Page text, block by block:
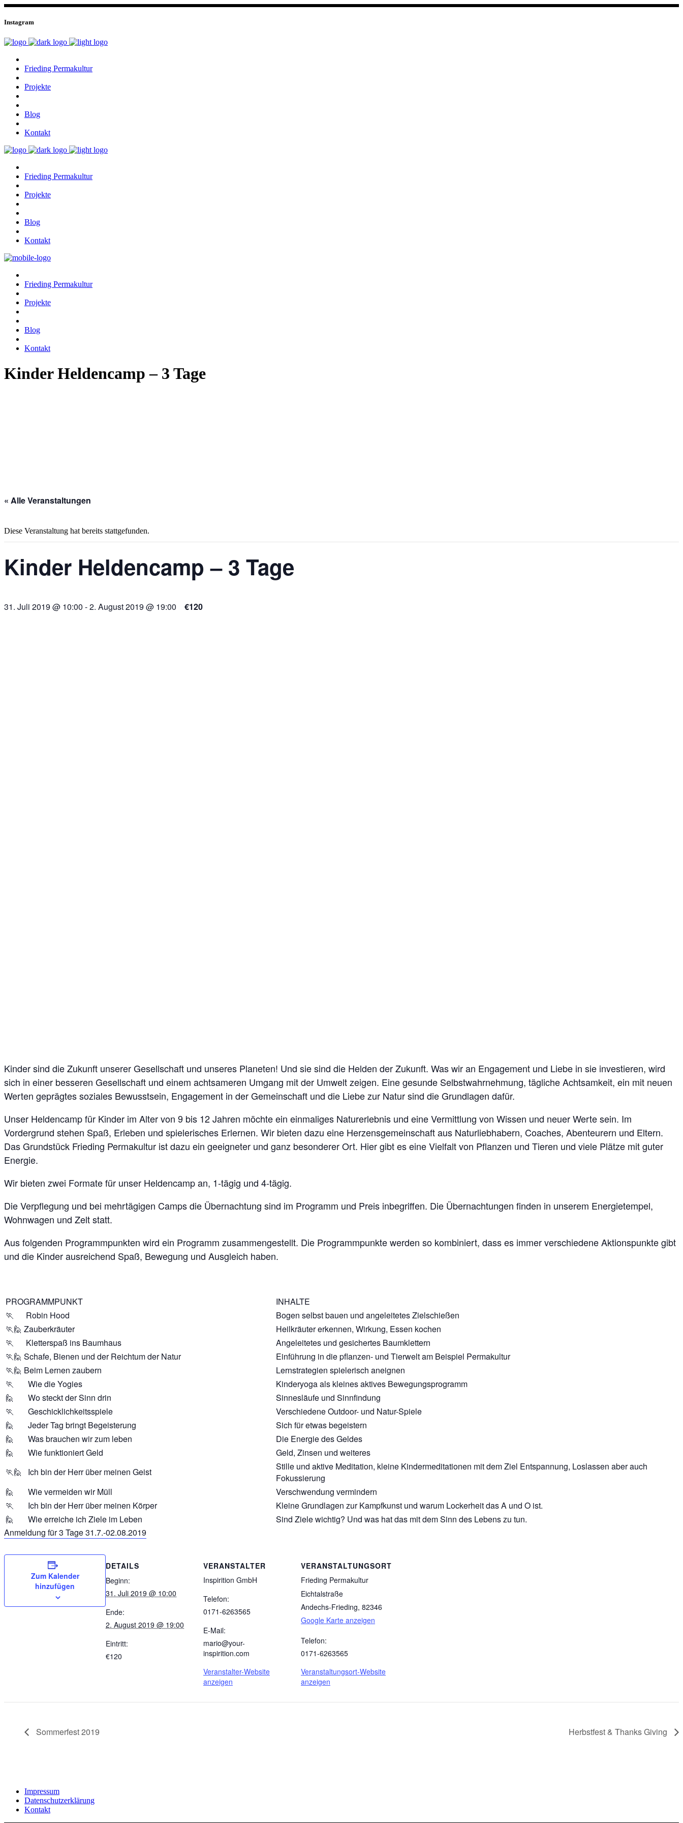
Instagram
Frieding Permakultur
Projekte
Blog
Kontakt
Frieding Permakultur
Projekte
Blog
Kontakt
Frieding Permakultur
Projekte
Blog
Kontakt
Kinder Heldencamp – 3 Tage
« Alle Veranstaltungen
Diese Veranstaltung hat bereits stattgefunden.
Kinder Heldencamp – 3 Tage
31. Juli 2019 @ 10:00 -2. August 2019 @ 19:00 €120
Kinder sind die Zukunft unserer Gesellschaft und unseres Planeten! Und sie sind die Helden der Zukunft. Was wir an Engagement und Liebe in sie investieren, wird
sich in einer besseren Gesellschaft und einem achtsameren Umgang mit der Umwelt zeigen. Eine gesunde Selbstwahrnehmung, tägliche Achtsamkeit, ein mit neuen
Werten geprägtes soziales Bewusstsein, Engagement in der Gemeinschaft und die Liebe zur Natur sind die Grundlagen dafür.
Unser Heldencamp für Kinder im Alter von 9 bis 12 Jahren möchte ein einmaliges Naturerlebnis und eine Vermittlung von Wissen und neuer Werte sein. Im
Vordergrund stehen Spaß, Erleben und spielerisches Erlernen. Wir bieten dazu eine Herzensgemeinschaft aus Naturliebhabern, Coaches, Abenteurern und Eltern.
Das Grundstück Frieding Permakultur ist dazu ein geeigneter und ganz besonderer Ort. Hier gibt es eine Vielfalt von Pflanzen und Tieren und viele Plätze mit guter
Energie.
Wir bieten zwei Formate für unser Heldencamp an, 1-tägig und 4-tägig.
Die Verpflegung und bei mehrtägigen Camps die Übernachtung sind im Programm und Preis inbegriffen. Die Übernachtungen finden in unserem Energietempel,
Wohnwagen und Zelt statt.
Aus folgenden Programmpunkten wird ein Programm zusammengestellt. Die Programmpunkte werden so kombiniert, dass es immer verschiedene Aktionspunkte gibt
und die Kinder ausreichend Spaß, Bewegung und Ausgleich haben.
PROGRAMMPUNKT
INHALTE
🏃‍ Robin Hood
Bogen selbst bauen und angeleitetes Zielschießen
🏃‍🙋‍ Zauberkräuter
Heilkräuter erkennen, Wirkung, Essen kochen
🏃‍ Kletterspaß ins Baumhaus
Angeleitetes und gesichertes Baumklettern
🏃‍🙋‍ Schafe, Bienen und der Reichtum der Natur
Einführung in die pflanzen- und Tierwelt am Beispiel Permakultur
🏃‍🙋‍ Beim Lernen zaubern
Lernstrategien spielerisch aneignen
🏃‍ Wie die Yogies
Kinderyoga als kleines aktives Bewegungsprogramm
🙋‍ Wo steckt der Sinn drin
Sinnesläufe und Sinnfindung
🏃‍ Geschicklichkeitsspiele
Verschiedene Outdoor- und Natur-Spiele
🙋‍ Jeder Tag bringt Begeisterung
Sich für etwas begeistern
🙋‍ Was brauchen wir zum leben
Die Energie des Geldes
🙋‍ Wie funktioniert Geld
Geld, Zinsen und weiteres
🏃‍🙋‍ Ich bin der Herr über meinen Geist
Stille und aktive Meditation, kleine Kindermeditationen mit dem Ziel Entspannung, Loslassen aber auch
Fokussierung
🙋‍ Wie vermeiden wir Müll
Verschwendung vermindern
🏃‍ Ich bin der Herr über meinen Körper
Kleine Grundlagen zur Kampfkunst und warum Lockerheit das A und O ist.
🙋‍ Wie erreiche ich Ziele im Leben
Sind Ziele wichtig? Und was hat das mit dem Sinn des Lebens zu tun.
Anmeldung für 3 Tage 31.7.-02.08.2019
Zum Kalender
hinzufügen
DETAILS
Beginn:
31. Juli 2019 @ 10:00
Ende:
2. August 2019 @ 19:00
Eintritt:
€120
VERANSTALTER
Inspirition GmbH
Telefon:
0171-6263565
E-Mail:
mario@your-
inspirition.com
Veranstalter-Website
anzeigen
VERANSTALTUNGSORT
Frieding Permakultur
Eichtalstraße
Andechs-Frieding, 82346
Google Karte anzeigen
Telefon:
0171-6263565
Veranstaltungsort-Website
anzeigen
Sommerfest 2019 Herbstfest & Thanks Giving
Impressum
Datenschutzerklärung
Kontakt